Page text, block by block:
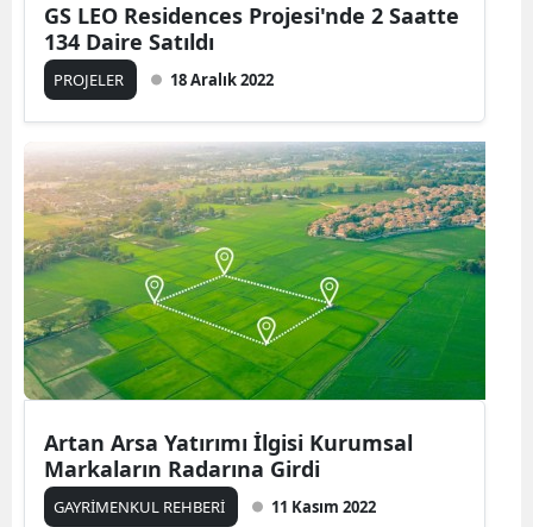
GS LEO Residences Projesi'nde 2 Saatte
134 Daire Satıldı
PROJELER 18 Aralık 2022
Artan Arsa Yatırımı İlgisi Kurumsal
Markaların Radarına Girdi
GAYRİMENKUL REHBERİ 11 Kasım 2022